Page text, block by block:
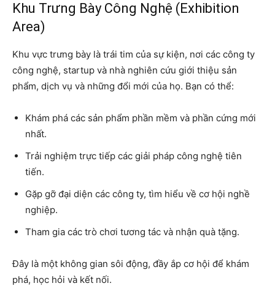
Khu Trưng Bày Công Nghệ (Exhibition
Area)
Khu vực trưng bày là trái tim của sự kiện, nơi các công ty
công nghệ, startup và nhà nghiên cứu giới thiệu sản
phẩm, dịch vụ và những đổi mới của họ. Bạn có thể:
Khám phá các sản phẩm phần mềm và phần cứng mới
nhất.
Trải nghiệm trực tiếp các giải pháp công nghệ tiên
tiến.
Gặp gỡ đại diện các công ty, tìm hiểu về cơ hội nghề
nghiệp.
Tham gia các trò chơi tương tác và nhận quà tặng.
Đây là một không gian sôi động, đầy ắp cơ hội để khám
phá, học hỏi và kết nối.